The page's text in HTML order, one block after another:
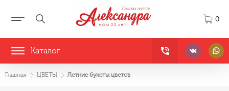
0
Каталог
Главная ЦВЕТЫ Летние букеты цветов